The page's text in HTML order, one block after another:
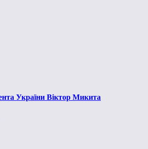
України Віктор Микита